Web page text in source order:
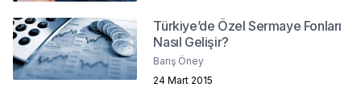
Türkiye’de Özel Sermaye Fonları
Nasıl Gelişir?
Barış Öney
24 Mart 2015